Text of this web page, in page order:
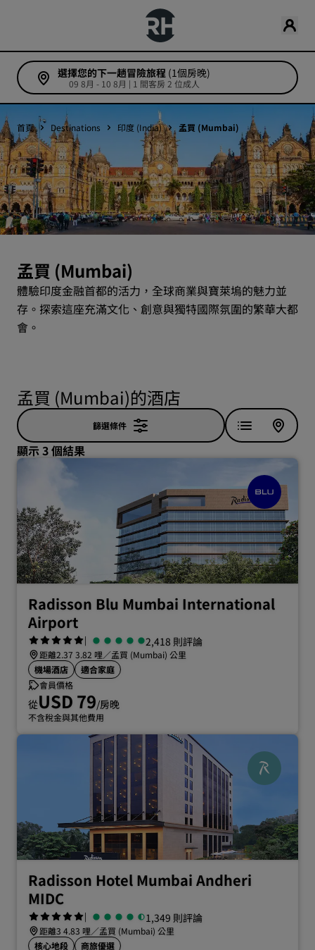
選擇您的下一趟冒險旅程 (1個房晚)
09 8月 - 10 8月 | 1 間客房 2 位成人
首頁 Destinations 印度 (India) 孟買 (Mumbai)
孟買 (Mumbai)
體驗印度金融首都的活力，全球商業與寶萊塢的魅力並
存。探索這座充滿文化、創意與獨特國際氛圍的繁華大都
會。
孟買 (Mumbai)的酒店
篩選條件
顯示 3 個結果
Radisson Blu Mumbai International
Airport
| 2,418 則評論
距離2.37 3.82 哩／孟買 (Mumbai) 公里
機場酒店
適合家庭
會員價格
從USD 79/房晚
不含稅金與其他費用
Radisson Hotel Mumbai Andheri
MIDC
| 1,349 則評論
距離3 4.83 哩／孟買 (Mumbai) 公里
核心地段
商旅優選